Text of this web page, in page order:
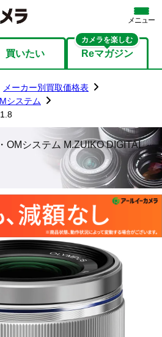
メニュー
買いたい Reマガジン
カメラを楽しむ
メーカー別買取価格表
システム
OMシステム M.ZUIKO DIGITAL